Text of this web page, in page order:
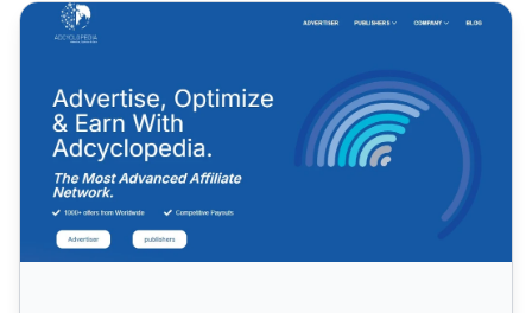
Programme d'affiliation Adcyclopedia